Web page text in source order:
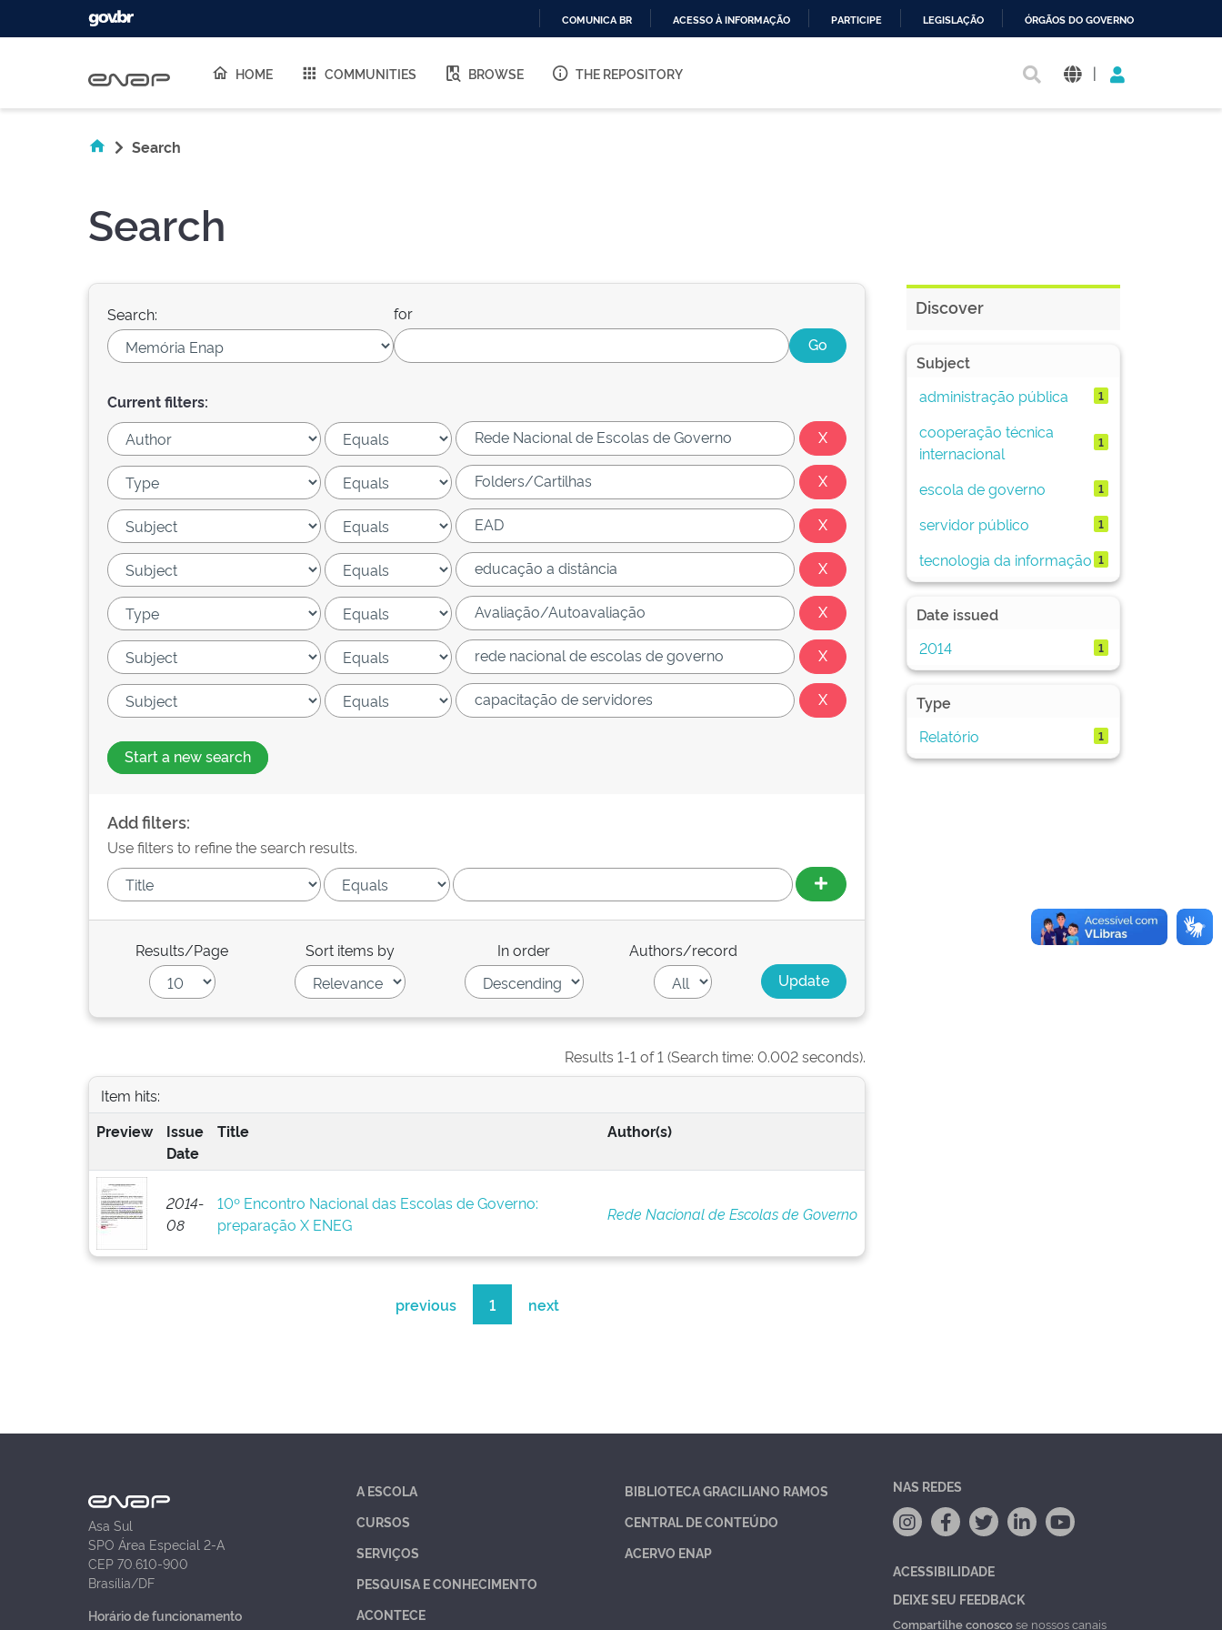
O
COMUNICA BR ACESSO À INFORMAÇÃO PARTICIPE LEGISLAÇÃO ÓRGÃOS DO GOVERNO
HOME COMMUNITIES BROWSE THE REPOSITORY |
Search
Search
Search: for
Current filters:
Start a new search
Add filters:
Use filters to refine the search results.
Results/Page Sort items by In order Authors/record
Results 1-1 of 1 (Search time: 0.002 seconds).
Item hits:
Preview
Issue
Date
Title Author(s)
2014-
08
10º Encontro Nacional das Escolas de Governo:
preparação X ENEG
Rede Nacional de Escolas de Governo
previous 1 next
Discover
Subject
administração pública
1
cooperação técnica
internacional
1
escola de governo 1
servidor público 1
tecnologia da informação 1
Date issued
2014
1
Type
Relatório
1
Asa Sul
SPO Área Especial 2-A
CEP 70.610-900
Brasília/DF
Horário de funcionamento
A ESCOLA
CURSOS
SERVIÇOS
PESQUISA E CONHECIMENTO
ACONTECE
BIBLIOTECA GRACILIANO RAMOS
CENTRAL DE CONTEÚDO
ACERVO ENAP
NAS REDES
ACESSIBILIDADE
DEIXE SEU FEEDBACK
Compartilhe conoscose nossos canais